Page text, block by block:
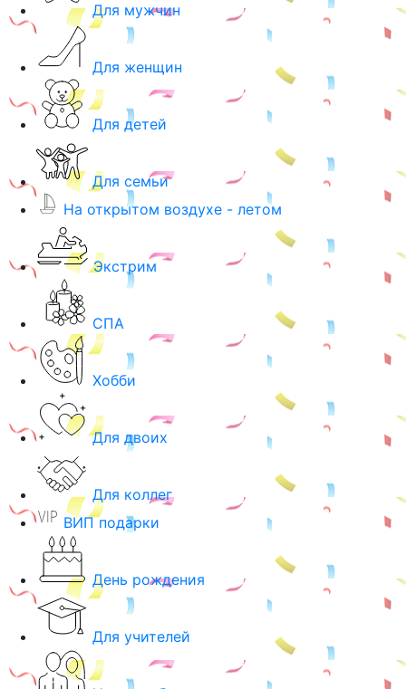
Для мужчин
Для женщин
Для детей
Для семьи
На открытом воздухе - летом
Экстрим
СПА
Хобби
Для двоих
Для коллег
ВИП подарки
День рождения
Для учителей